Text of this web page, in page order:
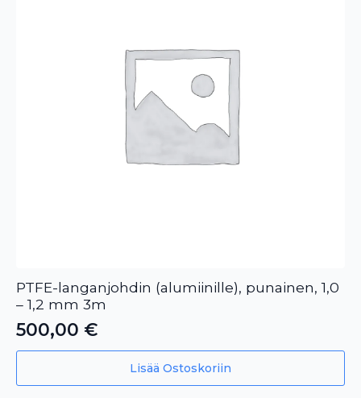
PTFE-langanjohdin (alumiinille), punainen, 1,0
– 1,2 mm 3m
500,00 €
Lisää Ostoskoriin